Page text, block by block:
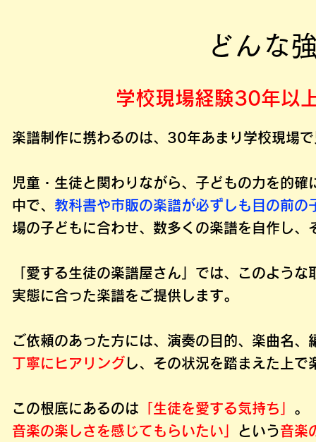
どんな
学校現場経験30年以
楽譜制作に携わるのは、30年あまり学校現場
児童・生徒と関わりながら、子どもの力を的
中で、 教科書や市販の楽譜が必ずしも目の前
場の子どもに合わせ、数多くの楽譜を自作し
「愛する生徒の楽譜屋さん」では、このよう
実態に合った楽譜をご提供します。
ご依頼のあった方には、演奏の目的、楽曲名
丁寧にヒアリング し、その状況を踏まえた上で
この根底にあるのは 「生徒を愛する気持ち」 。
音楽の楽しさを感じてもらいたい」 という音楽